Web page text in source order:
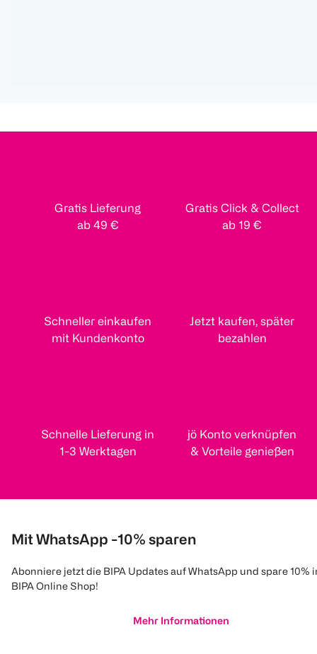
Gratis Lieferung
ab 49 €
Gratis Click & Collect
ab 19 €
Schneller einkaufen
mit Kundenkonto
Jetzt kaufen, später
bezahlen
Schnelle Lieferung in
1-3 Werktagen
jö Konto verknüpfen
& Vorteile genießen
Mit WhatsApp -10% sparen
Abonniere jetzt die BIPA Updates auf WhatsApp und spare 10%
BIPA Online Shop!
Mehr Informationen